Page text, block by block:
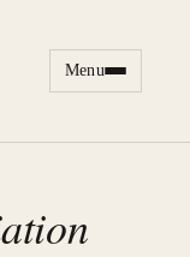
Aller au
Menu